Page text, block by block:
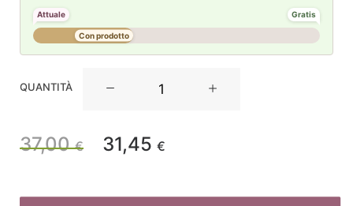
Attuale Gratis
Con prodotto
QUANTITÀ
per
37,00€ 31,45 €